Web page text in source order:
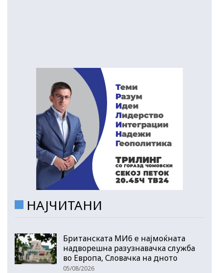
НАЈЧИТАНИ
Британската МИ6 е најмоќната
надворешна разузнавачка служба
во Европа, Словачка на дното
05/08/2026